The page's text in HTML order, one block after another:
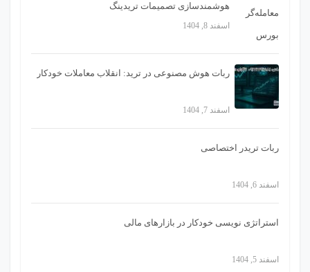
هوشمندسازی تصمیمات تریدینگ
اسفند 8, 1404
ربات هوش مصنوعی در ترید: انقلاب معاملات خودکار
اسفند 7, 1404
ربات تریدر اختصاصی
اسفند 6, 1404
استراتژی‌ نویسی خودکار در بازارهای مالی
اسفند 5, 1404